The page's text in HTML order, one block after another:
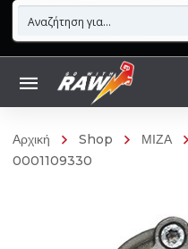
Αρχική Shop ΜΙΖΑ
0001109330